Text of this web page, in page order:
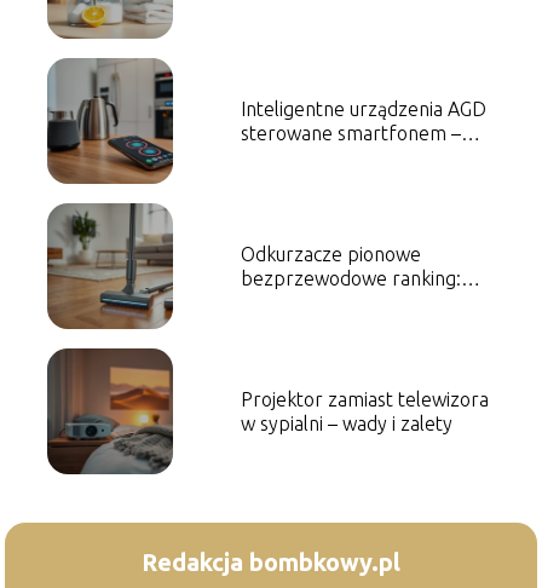
Inteligentne urządzenia AGD
sterowane smartfonem –
Odkurzacze pionowe
bezprzewodowe ranking:
Projektor zamiast telewizora
w sypialni – wady i zalety
Redakcja bombkowy.pl